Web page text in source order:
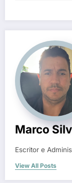
Marco
Escritor e
View All Posts